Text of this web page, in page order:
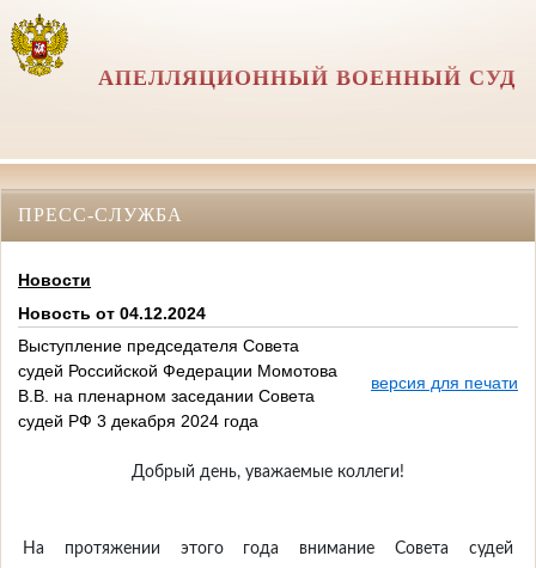
АПЕЛЛЯЦИОННЫЙ ВОЕННЫЙ СУД
ПРЕСС-СЛУЖБА
Новости
Новость от 04.12.2024
Выступление председателя Совета
судей Российской Федерации Момотова
В.В. на пленарном заседании Совета
судей РФ 3 декабря 2024 года
версия для печати
Добрый день, уважаемые коллеги!
На протяжении этого года внимание Совета судей